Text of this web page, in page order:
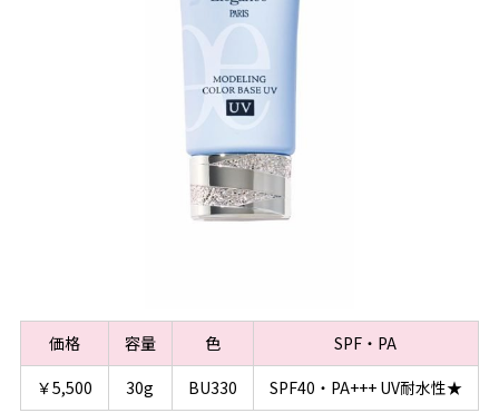
価格 容量 色
SPF・PA
￥5,500
30g BU330 SPF40・PA+++ UV耐水性★